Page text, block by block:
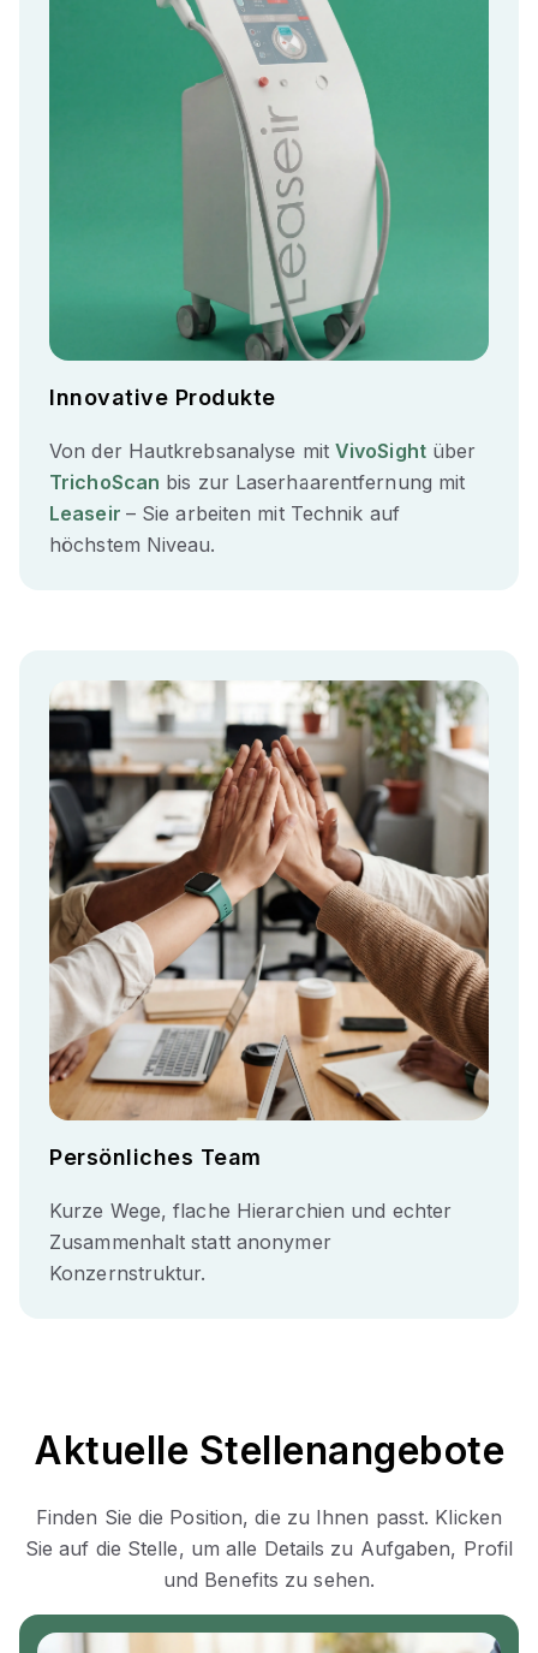
Innovative Produkte
Von der Hautkrebsanalyse mit VivoSightüber
TrichoScan bis zur Laserhaarentfernung mit
Leaseir – Sie arbeiten mit Technik auf
höchstem Niveau.
Persönliches Team
Kurze Wege, flache Hierarchien und echter
Zusammenhalt statt anonymer
Konzernstruktur.
Aktuelle Stellenangebote
Finden Sie die Position, die zu Ihnen passt. Klicken
Sie auf die Stelle, um alle Details zu Aufgaben, Profil
und Benefits zu sehen.